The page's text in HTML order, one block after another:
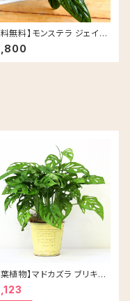
料無料】モンステラ ジェイド
トルコック 5号 グロッシーポ
アプリコット 皿セット セラミ
鉢
葉植物】マドカズラ ブリキ缶
鉢カラー/イエロー